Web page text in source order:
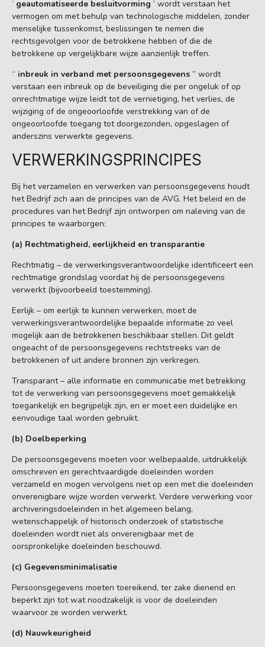
‘ geautomatiseerde besluitvorming ’ wordt verstaan het
vermogen om met behulp van technologische middelen, zonder
menselijke tussenkomst, beslissingen te nemen die
rechtsgevolgen voor de betrokkene hebben of die de
betrokkene op vergelijkbare wijze aanzienlijk treffen.
“ inbreuk in verband met persoonsgegevens ” wordt
verstaan een inbreuk op de beveiliging die per ongeluk of op
onrechtmatige wijze leidt tot de vernietiging, het verlies, de
wijziging of de ongeoorloofde verstrekking van of de
ongeoorloofde toegang tot doorgezonden, opgeslagen of
anderszins verwerkte gegevens.
VERWERKINGSPRINCIPES
Bij het verzamelen en verwerken van persoonsgegevens houdt
het Bedrijf zich aan de principes van de AVG. Het beleid en de
procedures van het Bedrijf zijn ontworpen om naleving van de
principes te waarborgen:
(a) Rechtmatigheid, eerlijkheid en transparantie
Rechtmatig – de verwerkingsverantwoordelijke identificeert een
rechtmatige grondslag voordat hij de persoonsgegevens
verwerkt (bijvoorbeeld toestemming).
Eerlijk – om eerlijk te kunnen verwerken, moet de
verwerkingsverantwoordelijke bepaalde informatie zo veel
mogelijk aan de betrokkenen beschikbaar stellen. Dit geldt
ongeacht of de persoonsgegevens rechtstreeks van de
betrokkenen of uit andere bronnen zijn verkregen.
Transparant – alle informatie en communicatie met betrekking
tot de verwerking van persoonsgegevens moet gemakkelijk
toegankelijk en begrijpelijk zijn, en er moet een duidelijke en
eenvoudige taal worden gebruikt.
(b) Doelbeperking
De persoonsgegevens moeten voor welbepaalde, uitdrukkelijk
omschreven en gerechtvaardigde doeleinden worden
verzameld en mogen vervolgens niet op een met die doeleinden
onverenigbare wijze worden verwerkt. Verdere verwerking voor
archiveringsdoeleinden in het algemeen belang,
wetenschappelijk of historisch onderzoek of statistische
doeleinden wordt niet als onverenigbaar met de
oorspronkelijke doeleinden beschouwd.
(c) Gegevensminimalisatie
Persoonsgegevens moeten toereikend, ter zake dienend en
beperkt zijn tot wat noodzakelijk is voor de doeleinden
waarvoor ze worden verwerkt.
(d) Nauwkeurigheid